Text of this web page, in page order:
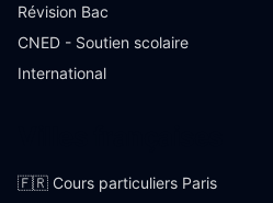
Révision Bac
CNED - Soutien scolaire
International
🇫🇷 Cours particuliers Paris